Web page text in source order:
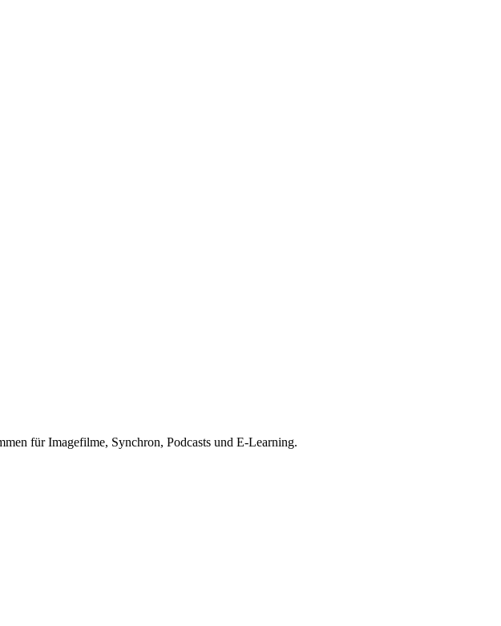
für Imagefilme, Synchron, Podcasts und E-Learning.